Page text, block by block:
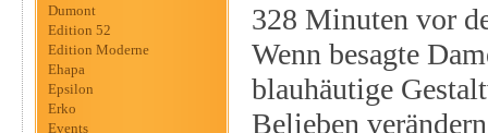
Dumont
Edition 52
Edition Moderne
Ehapa
Epsilon
Erko
Events
328 Minuten vor
Wenn besagte
blauhäutige
Belieben